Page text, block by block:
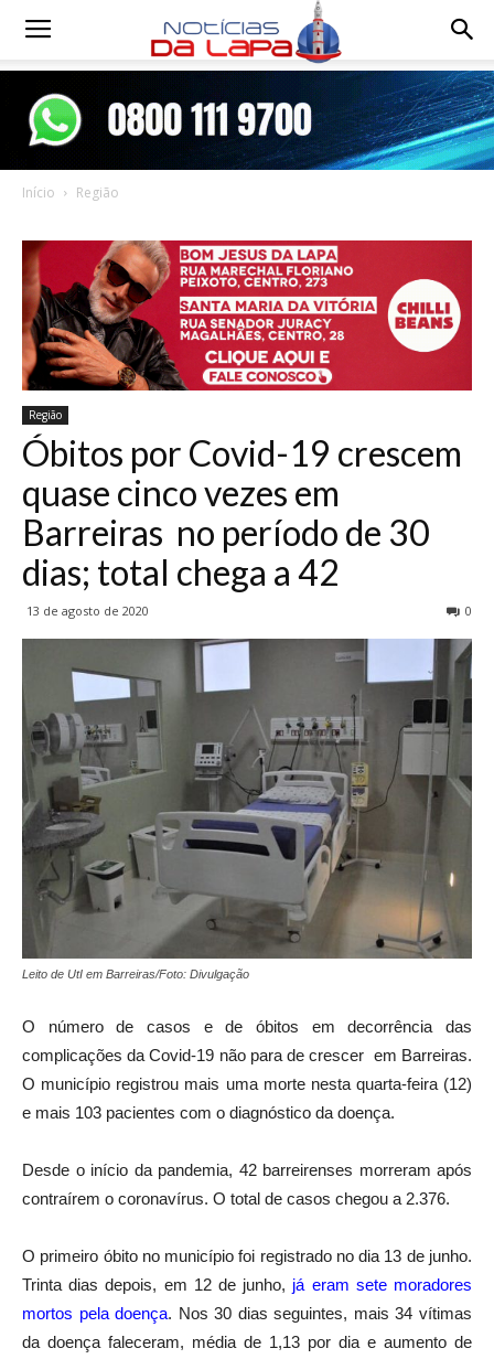
Notícias
Início Região
Região
Óbitos por Covid-19 crescem
quase cinco vezes em
Barreiras no período de 30
dias; total chega a 42
13 de agosto de 2020 0
Leito de UtI em Barreiras/Foto: Divulgação
O número de casos e de óbitos em decorrência das
complicações da Covid-19 não para de crescer em Barreiras.
O município registrou mais uma morte nesta quarta-feira (12)
e mais 103 pacientes com o diagnóstico da doença.
Desde o início da pandemia, 42 barreirenses morreram após
contraírem o coronavírus. O total de casos chegou a 2.376.
O primeiro óbito no município foi registrado no dia 13 de junho.
Trinta dias depois, em 12 de junho, já eram sete moradores
mortos pela doença. Nos 30 dias seguintes, mais 34 vítimas
da doença faleceram, média de 1,13 por dia e aumento de